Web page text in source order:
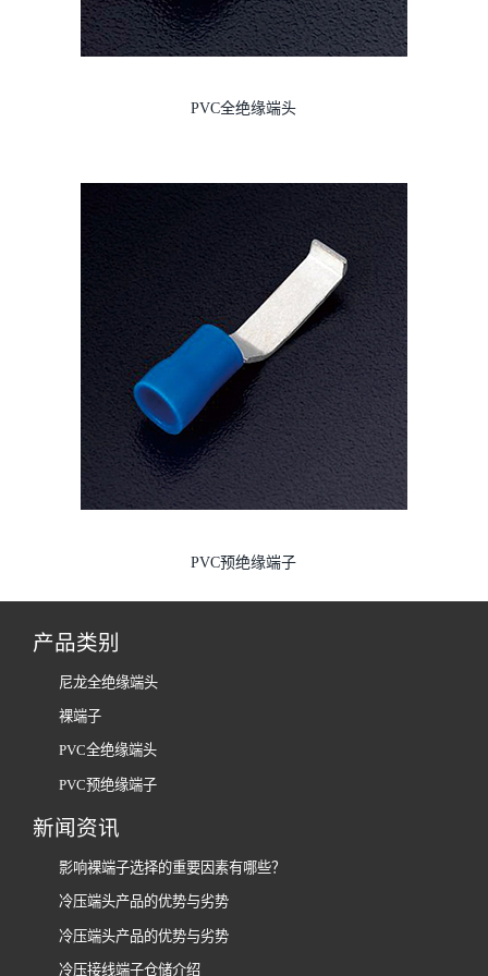
PVC全绝缘端头
PVC预绝缘端子
产品类别
尼龙全绝缘端头
裸端子
PVC全绝缘端头
PVC预绝缘端子
新闻资讯
影响裸端子选择的重要因素有哪些？
冷压端头产品的优势与劣势
冷压端头产品的优势与劣势
冷压接线端子仓储介绍